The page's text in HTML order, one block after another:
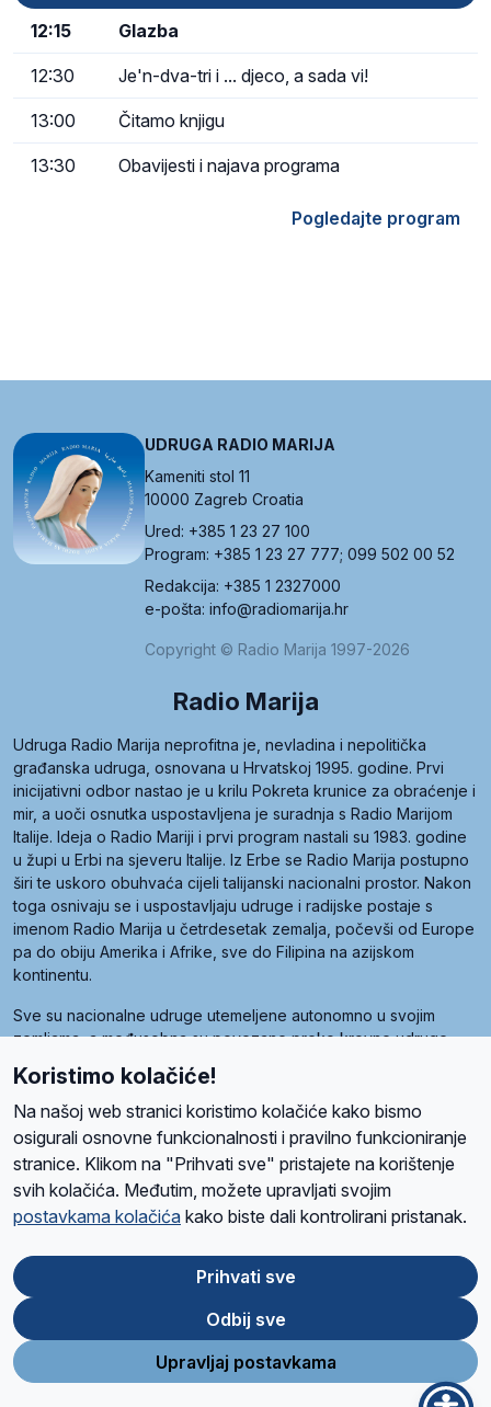
12:15 Glazba
12:30 Je'n-dva-tri i ... djeco, a sada vi!
13:00 Čitamo knjigu
13:30 Obavijesti i najava programa
Pogledajte program
UDRUGA RADIO MARIJA
Kameniti stol 11
10000 Zagreb Croatia
Ured: +385 1 23 27 100
Program: +385 1 23 27 777; 099 502 00 52
Redakcija: +385 1 2327000
e-pošta: info@radiomarija.hr
Copyright © Radio Marija 1997-2026
Radio Marija
Udruga Radio Marija neprofitna je, nevladina i nepolitička
građanska udruga, osnovana u Hrvatskoj 1995. godine. Prvi
inicijativni odbor nastao je u krilu Pokreta krunice za obraćenje i
mir, a uoči osnutka uspostavljena je suradnja s Radio Marijom
Italije. Ideja o Radio Mariji i prvi program nastali su 1983. godine
u župi u Erbi na sjeveru Italije. Iz Erbe se Radio Marija postupno
širi te uskoro obuhvaća cijeli talijanski nacionalni prostor. Nakon
toga osnivaju se i uspostavljaju udruge i radijske postaje s
imenom Radio Marija u četrdesetak zemalja, počevši od Europe
pa do obiju Amerika i Afrike, sve do Filipina na azijskom
kontinentu.
Sve su nacionalne udruge utemeljene autonomno u svojim
zemljama, a međusobna su povezane preko krovne udruge
Radio Maria). Svjetsku obitelj utemeljilo je sedam članica, među
kojima je i hrvatska Udruga Radio Marija.
O namaRadio ProgramVolonteriPrijateljiKontaktPravila privatnosti
Ova stranica je zaštićena Google reCAPTCHA sustavom
Store
Google
Play
Koristimo kolačiće!
Na našoj web stranici koristimo kolačiće kako bismo
osigurali osnovne funkcionalnosti i pravilno funkcioniranje
stranice. Klikom na "Prihvati sve" pristajete na korištenje
svih kolačića. Međutim, možete upravljati svojim
postavkama kolačića kako biste dali kontrolirani pristanak.
Prihvati sve
Odbij sve
Upravljaj postavkama